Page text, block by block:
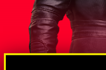
в
Агент ФРУ с
который не раз
секретных
выживать